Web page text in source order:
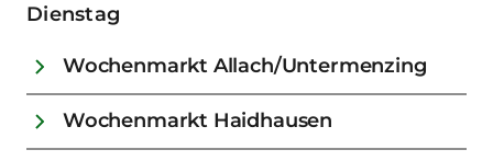
Dienstag
Wochenmarkt Allach/Untermenzing
Wochenmarkt Haidhausen